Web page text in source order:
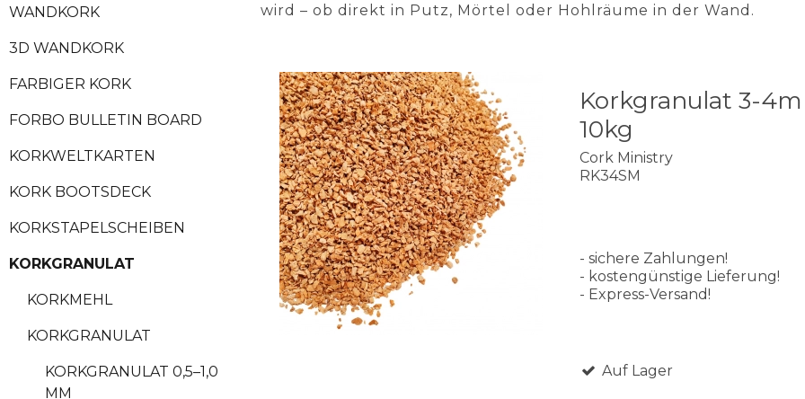
WANDKORK
3D WANDKORK
FARBIGER KORK
FORBO BULLETIN BOARD
KORKWELTKARTEN
KORK BOOTSDECK
KORKSTAPELSCHEIBEN
KORKGRANULAT
KORKMEHL
KORKGRANULAT
KORKGRANULAT 0,5–1,0
MM
wird – ob direkt in Putz, Mörtel oder Hohlräume in der Wand.
Korkgranulat 3-
10kg
Cork Ministry
RK34SM
- sichere Zahlungen!
- kostengünstige Lieferung!
- Express-Versand!
Auf Lager